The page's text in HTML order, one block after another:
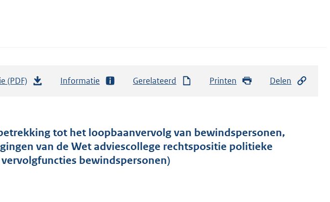
(PDF)
a
n
d
Informatie Gerelateerd Printen Delen
tot het loopbaanvervolg van bewindspersonen,
van de Wet adviescollege rechtspositie politieke
bewindspersonen)